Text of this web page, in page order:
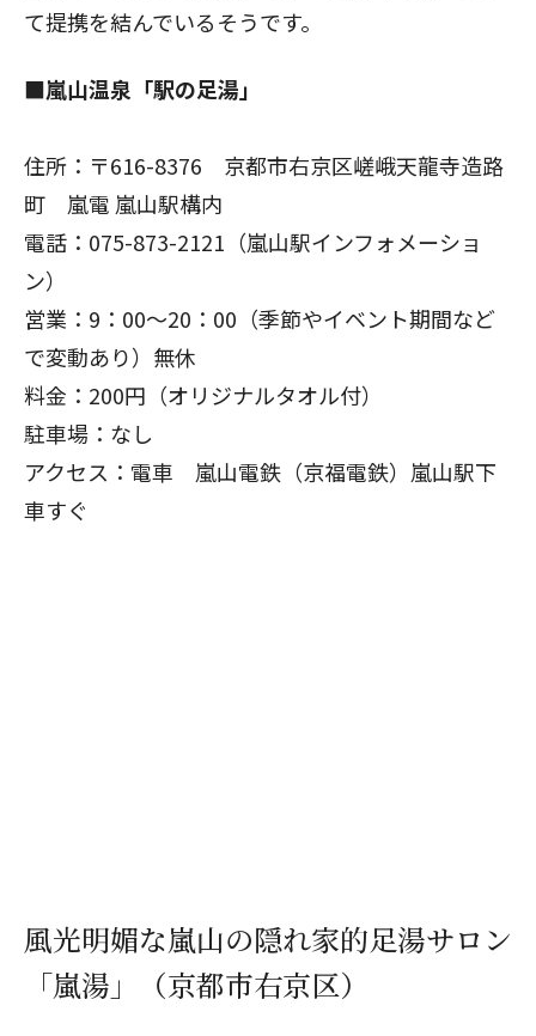
て提携を結んでいるそうです。
■嵐山温泉「駅の足湯」
住所：〒616-8376 京都市右京区嵯峨天龍寺造路
町 嵐電 嵐山駅構内
電話：075-873-2121（嵐山駅インフォメーショ
ン）
営業：9：00～20：00（季節やイベント期間など
で変動あり）無休
料金：200円（オリジナルタオル付）
駐車場：なし
アクセス：電車 嵐山電鉄（京福電鉄）嵐山駅下
車すぐ
風光明媚な嵐山の隠れ家的足湯サロン
「嵐湯」（京都市右京区）